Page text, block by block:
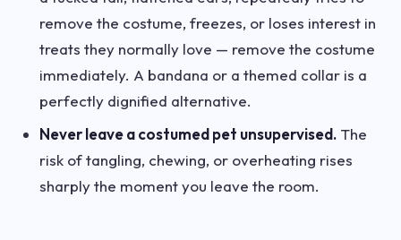
remove the costume, freezes, or loses interest in
treats they normally love — remove the costume
immediately. A bandana or a themed collar is a
perfectly dignified alternative.
Never leave a costumed pet unsupervised. The
risk of tangling, chewing, or overheating rises
sharply the moment you leave the room.